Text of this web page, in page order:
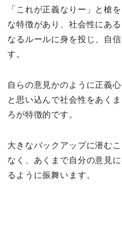
「これが正義なりー」と槍
な特徴があり、社会性にあ
なるルールに身を投じ、自
す。
自らの意見かのように正義
と思い込んで社会性をあく
ろが特徴的です。
大きなバックアップに潜む
なく、あくまで自分の意見
るように振舞います。